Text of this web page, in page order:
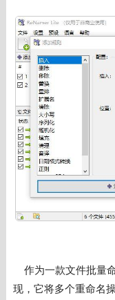
作为一款文件批量
现，它将多个重命名